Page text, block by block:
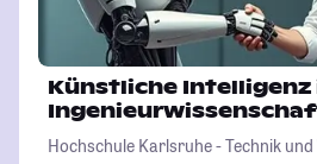
Künstliche Intelligenz
Hochschule Karlsruhe - Technik